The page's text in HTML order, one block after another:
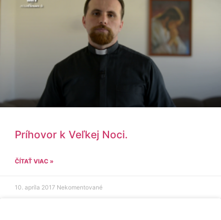
Príhovor k Veľkej Noci.
ČÍTAŤ VIAC »
10. apríla 2017 Nekomentované